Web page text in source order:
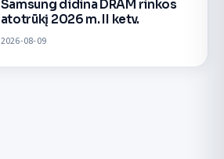
Samsung didina DRAM rinkos
atotrūkį 2026 m. II ketv.
2026-08-09